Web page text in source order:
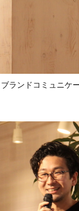
ランドコミュニケ